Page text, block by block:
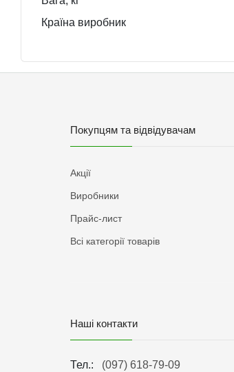
Країна виробник
Покупцям та відвідувачам
Акції
Виробники
Прайс-лист
Всі категорії товарів
Наші контакти
Тел.: (097) 618-79-09